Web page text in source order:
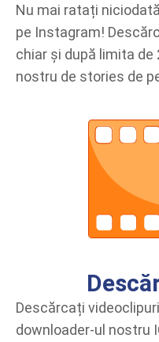
Nu mai ratați
pe Instagram!
chiar și după limita de
nostru de stories de
Descărcați
downloader-ul nostru